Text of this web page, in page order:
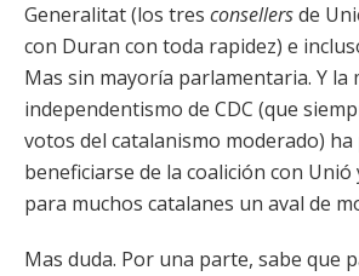
Generalitat (los tres consellersde
con Duran con toda rapidez) e
Mas sin mayoría parlamentaria. Y la
independentismo de CDC (que
votos del catalanismo moderado) ha
beneficiarse de la coalición con Unió
para muchos catalanes un aval de
Mas duda. Por una parte, sabe que